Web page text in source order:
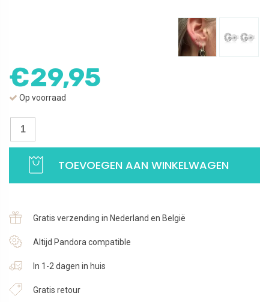
€29,95
Op voorraad
Oorbellen
Studs
met
zirkonia
|
Sterling
Zilver
aantal
TOEVOEGEN AAN WINKELWAGEN
Gratis verzending in Nederland en België
Altijd Pandora compatible
In 1-2 dagen in huis
Gratis retour